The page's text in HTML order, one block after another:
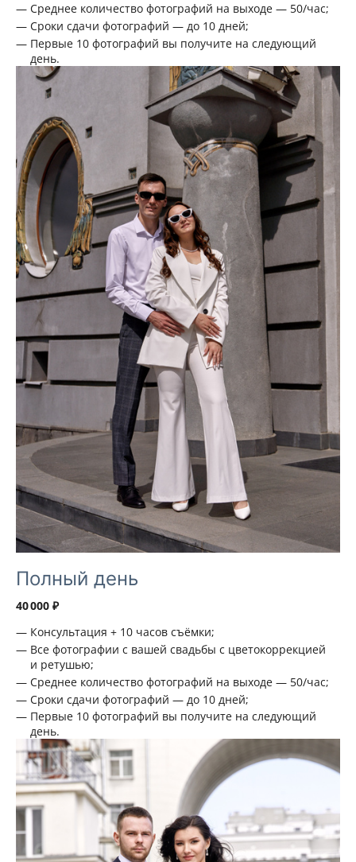
Среднее количество фотографий на выходе — 50/час;
Сроки сдачи фотографий — до 10 дней;
Первые 10 фотографий вы получите на следующий
день.
Полный день
40 000 ₽
Консультация + 10 часов съёмки;
Все фотографии с вашей свадьбы с цветокоррекцией
и ретушью;
Среднее количество фотографий на выходе — 50/час;
Сроки сдачи фотографий — до 10 дней;
Первые 10 фотографий вы получите на следующий
день.